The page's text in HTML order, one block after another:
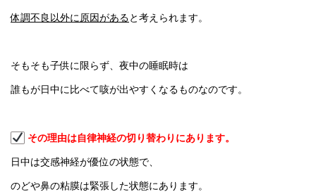
体調不良以外に原因があると考えられます。
そもそも子供に限らず、夜中の睡眠時は
誰もが日中に比べて咳が出やすくなるものなのです。
その理由は自律神経の切り替わりにあります。
日中は交感神経が優位の状態で、
のどや鼻の粘膜は緊張した状態にあります。